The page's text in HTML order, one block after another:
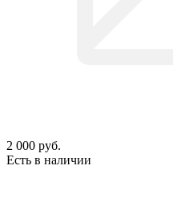
2 000 руб.
Есть в наличии